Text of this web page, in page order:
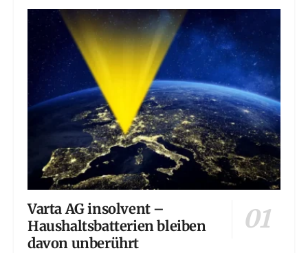
Varta AG insolvent –
Haushaltsbatterien bleiben
davon unberührt